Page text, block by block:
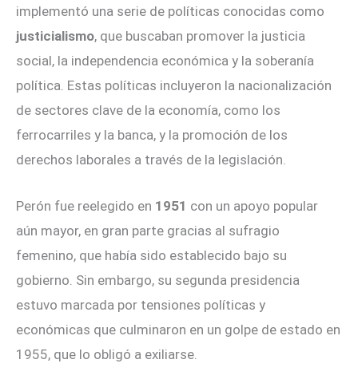
implementó una serie de políticas conocidas como
justicialismo, que buscaban promover la justicia
social, la independencia económica y la soberanía
política. Estas políticas incluyeron la nacionalización
de sectores clave de la economía, como los
ferrocarriles y la banca, y la promoción de los
derechos laborales a través de la legislación.
Perón fue reelegido en 1951 con un apoyo popular
aún mayor, en gran parte gracias al sufragio
femenino, que había sido establecido bajo su
gobierno. Sin embargo, su segunda presidencia
estuvo marcada por tensiones políticas y
económicas que culminaron en un golpe de estado en
1955, que lo obligó a exiliarse.